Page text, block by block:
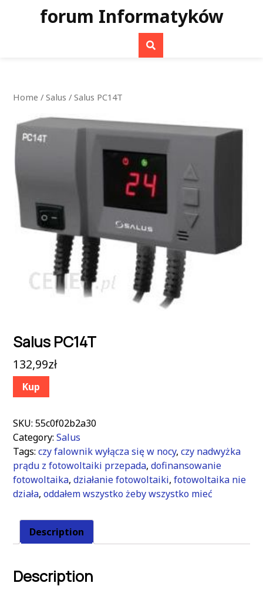
forum Informatyków
Home / Salus / Salus PC14T
Salus PC14T
132,99zł
Kup
SKU: 55c0f02b2a30
Category: Salus
Tags: czy falownik wyłącza się w nocy, czy nadwyżka
prądu z fotowoltaiki przepada, dofinansowanie
fotowoltaika, działanie fotowoltaiki, fotowoltaika nie
działa, oddałem wszystko żeby wszystko mieć
Description
Description